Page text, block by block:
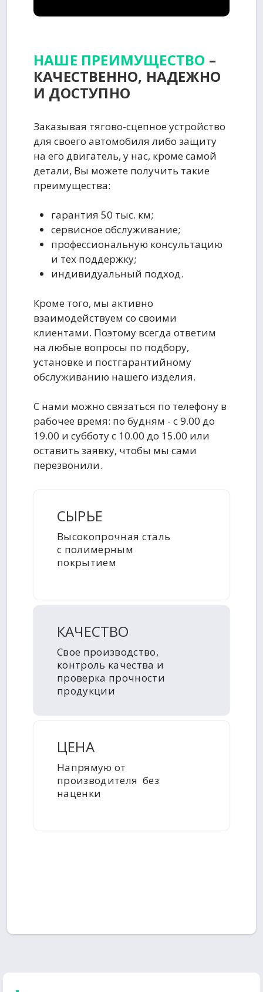
НАШЕ ПРЕИМУЩЕСТВО –
КАЧЕСТВЕННО, НАДЕЖНО
И ДОСТУПНО
Заказывая тягово-сцепное устройство
для своего автомобиля либо защиту
на его двигатель, у нас, кроме самой
детали, Вы можете получить такие
преимущества:
гарантия 50 тыс. км;
сервисное обслуживание;
профессиональную консультацию
и тех поддержку;
индивидуальный подход.
Кроме того, мы активно
взаимодействуем со своими
клиентами. Поэтому всегда ответим
на любые вопросы по подбору,
установке и постгарантийному
обслуживанию нашего изделия.
С нами можно связаться по телефону в
рабочее время: по будням - с 9.00 до
19.00 и субботу с 10.00 до 15.00 или
оставить заявку, чтобы мы сами
перезвонили.
СЫРЬЕ
Высокопрочная сталь
с полимерным
покрытием
КАЧЕСТВО
Свое производство,
контроль качества и
проверка прочности
продукции
ЦЕНА
Напрямую от
производителя без
наценки